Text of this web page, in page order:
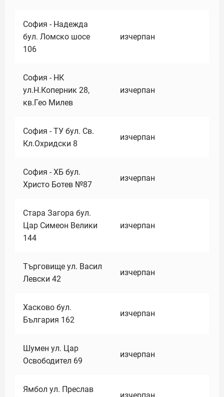
София - Надежда
бул. Ломско шосе
106
изчерпан
София - НК
ул.Н.Коперник 28,
кв.Гео Милев
изчерпан
София - ТУ бул. Св.
Кл.Охридски 8
изчерпан
София - ХБ бул.
Христо Ботев №87
изчерпан
Стара Загора бул.
Цар Симеон Велики
144
изчерпан
Търговище ул. Васил
Левски 42
изчерпан
Хасково бул.
България 162
изчерпан
Шумен ул. Цар
Освободител 69
изчерпан
Ямбол ул. Преслав